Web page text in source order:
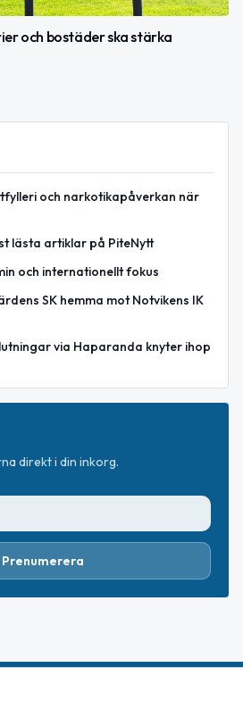
och bostäder ska stärka
och narkotikapåverkan när
lästa artiklar på PiteNytt
och internationellt fokus
SK hemma mot Notvikens IK
via Haparanda knyter ihop
direkt i din inkorg.
Prenumerera